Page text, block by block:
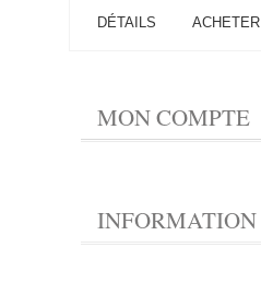
DÉTAILS ACHETER
MON COMPTE
INFORMATION